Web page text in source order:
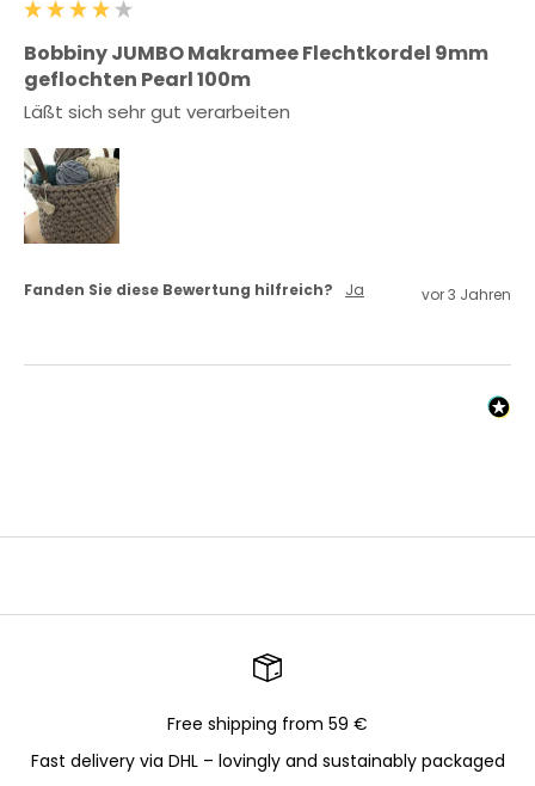
Bobbiny JUMBO Makramee Flechtkordel 9mm
geflochten Pearl 100m
Läßt sich sehr gut verarbeiten
Fanden Sie diese Bewertung hilfreich? Ja vor 3 Jahren
Free shipping from 59 €
Fast delivery via DHL – lovingly and sustainably packaged